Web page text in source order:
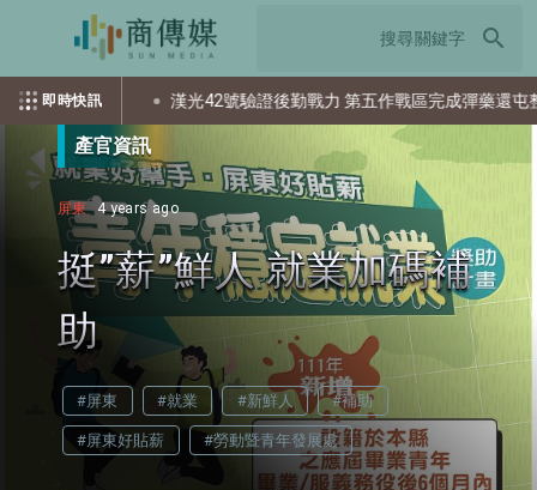
search
即時快訊漢光42號驗證後勤戰力 第五作戰區完成彈藥還屯整備
產官資訊
屏東 4 years ago
挺”薪”鮮人 就業加碼補
助
#屏東 #就業 #新鮮人 #補助
#屏東好貼薪 #勞動暨青年發展處